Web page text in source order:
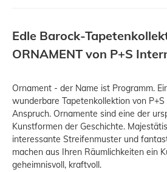
Edle Barock-
ORNAMENT von P+S
Ornament - der Name ist Programm.
wunderbare Tapetenkollektion von
Anspruch. Ornamente sind eine der
Kunstformen der Geschichte.
interessante Streifenmuster und
machen aus Ihren Räumlichkeiten ein
geheimnisvoll, kraftvoll.